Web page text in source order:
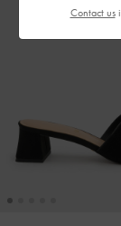
Contact us